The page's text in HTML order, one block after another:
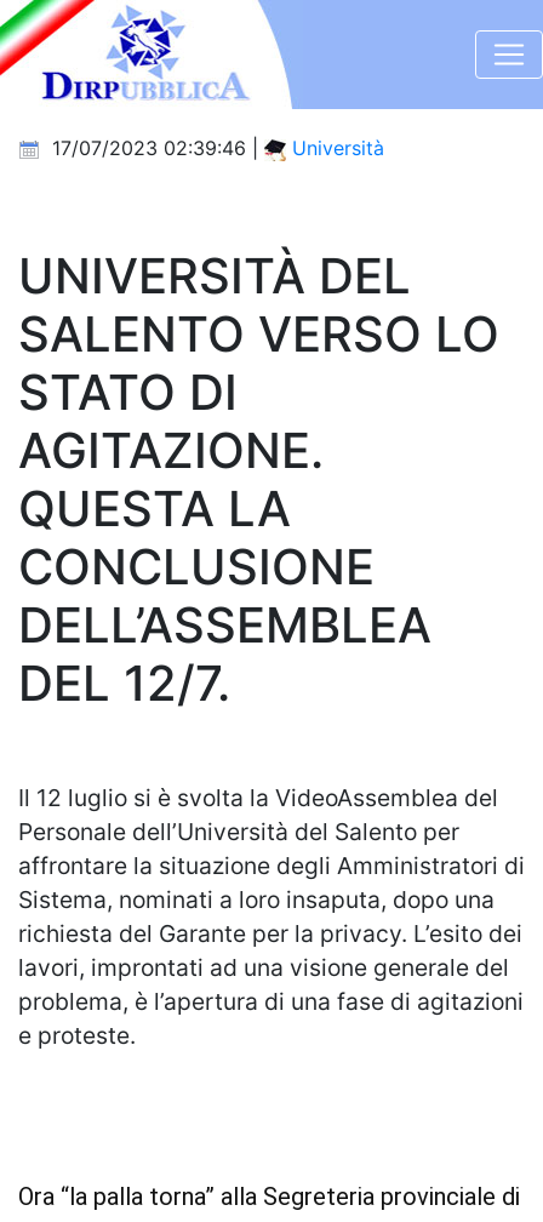
17/07/2023 02:39:46 | Università
UNIVERSITÀ DEL
SALENTO VERSO LO
STATO DI
AGITAZIONE.
QUESTA LA
CONCLUSIONE
DELL’ASSEMBLEA
DEL 12/7.
Il 12 luglio si è svolta la VideoAssemblea del
Personale dell’Università del Salento per
affrontare la situazione degli Amministratori di
Sistema, nominati a loro insaputa, dopo una
richiesta del Garante per la privacy. L’esito dei
lavori, improntati ad una visione generale del
problema, è l’apertura di una fase di agitazioni
e proteste.
Ora “la palla torna” alla Segreteria provinciale di